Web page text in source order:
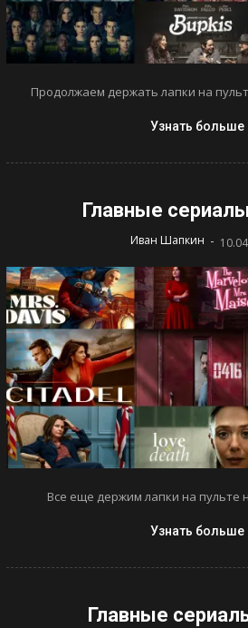
Продолжаем держать лапки на
Узнать больше
Главные
Иван Шапкин -
Все еще держим лапки на пульте
Узнать больше
Главные